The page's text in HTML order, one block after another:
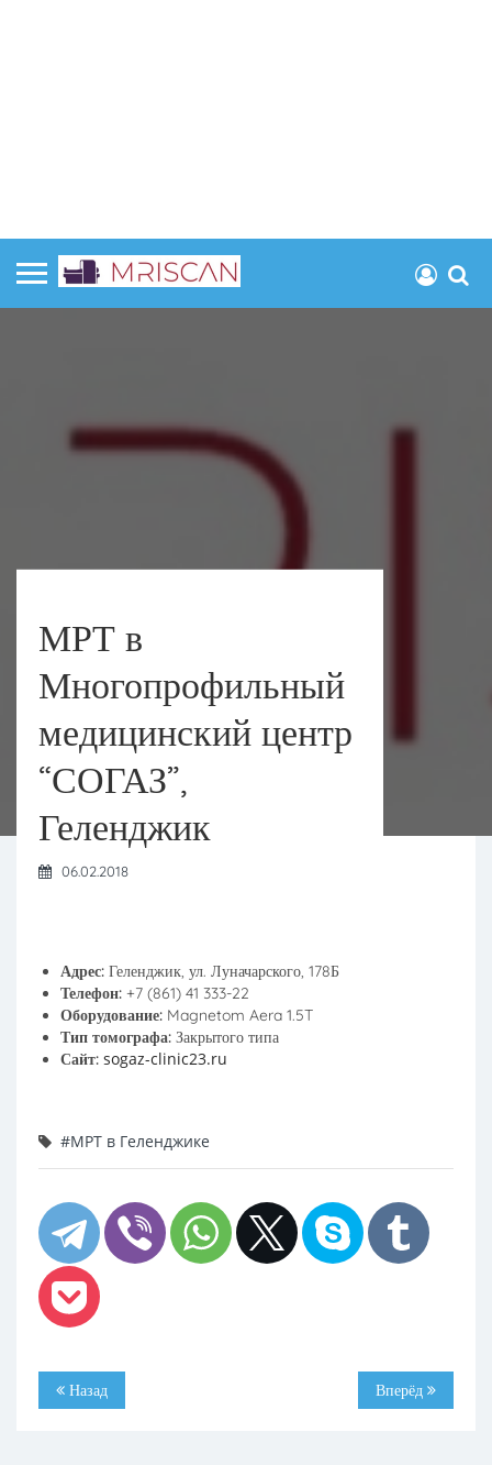
МРТ в
Многопрофильный
медицинский центр
“СОГАЗ”,
Геленджик
06.02.2018
Адрес: Геленджик, ул. Луначарского, 178Б
Телефон: +7 (861) 41 333-22
Оборудование: Magnetom Aera 1.5T
Тип томографа: Закрытого типа
Сайт: sogaz-clinic23.ru
#МРТ в Геленджике
Назад Вперёд